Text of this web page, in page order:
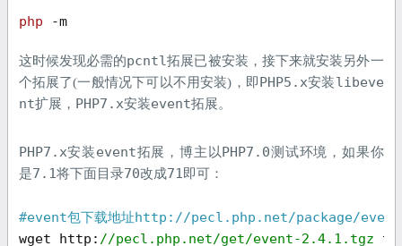
php -m
这时候发现必需的pcntl拓展已被安装，接下来就安装另外一
个拓展了(一般情况下可以不用安装)，即 PHP5.x安装libeve
nt扩展， PHP7.x安装event拓展。
PHP7.x安装event拓展，博主以 PHP7.0测试环境，如果你
是7.1将下面目录70改成71即可：
#event包下载地址http://pecl.php.net/package/event
wget http: //pecl.php.net/get/event-2.4.1.tgz